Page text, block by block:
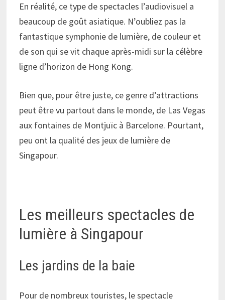
En réalité, ce type de spectacles l’audiovisuel a
beaucoup de goût asiatique. N’oubliez pas la
fantastique symphonie de lumière, de couleur et
de son qui se vit chaque après-midi sur la célèbre
ligne d’horizon de Hong Kong.
Bien que, pour être juste, ce genre d’attractions
peut être vu partout dans le monde, de Las Vegas
aux fontaines de Montjuïc à Barcelone. Pourtant,
peu ont la qualité des jeux de lumière de
Singapour.
Les meilleurs spectacles de
lumière à Singapour
Les jardins de la baie
Pour de nombreux touristes, le spectacle